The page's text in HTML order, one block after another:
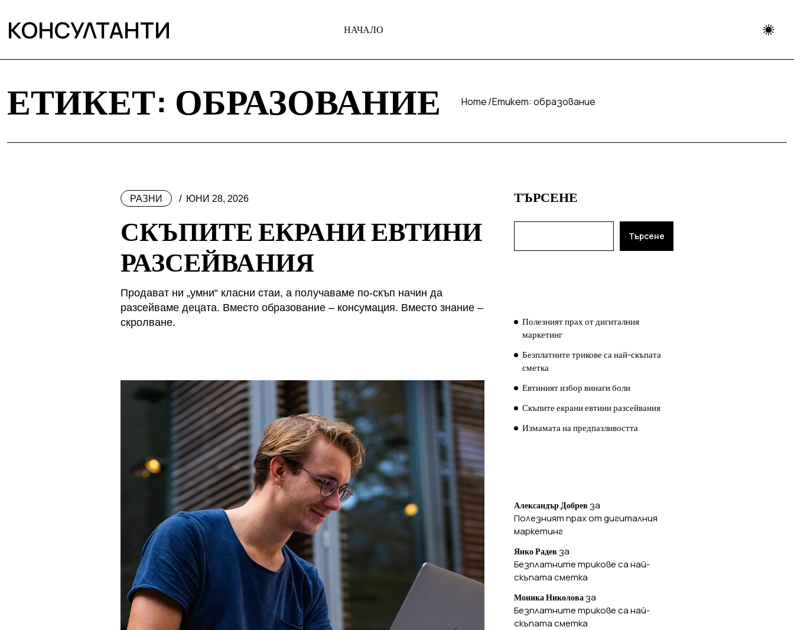
КОНСУЛТАНТИ НАЧАЛО
ЕТИКЕТ: ОБРАЗОВАНИЕ Home Етикет: образование
РАЗНИ ЮНИ 28, 2026
СКЪПИТЕ ЕКРАНИ ЕВТИНИ
РАЗСЕЙВАНИЯ
Продават ни „умни“ класни стаи, а получаваме по-скъп начин да
разсейваме децата. Вместо образование – консумация. Вместо знание –
скролване.
ТЪРСЕНЕ
Търсене
Полезният прах от дигиталния
маркетинг
Безплатните трикове са най-скъпата
сметка
Евтиният избор винаги боли
Скъпите екрани евтини разсейвания
Измамата на предпазливостта
Александър Добрев за
Полезният прах от дигиталния
маркетинг
Янко Радев за
Безплатните трикове са най-
скъпата сметка
Моника Николоваза
Безплатните трикове са най-
скъпата сметка